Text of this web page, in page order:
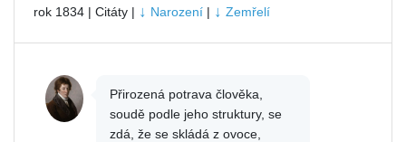
rok 1834 | Citáty | ↓ Narození | ↓ Zemřelí
Přirozená potrava člověka,
soudě podle jeho struktury, se
zdá, že se skládá z ovoce,